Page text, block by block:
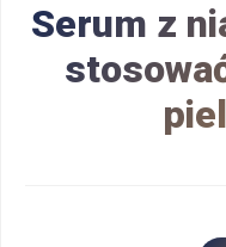
Serum z